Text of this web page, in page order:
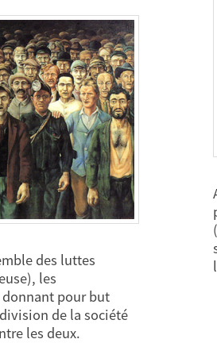
des luttes
les
pour but
de la société
les deux.